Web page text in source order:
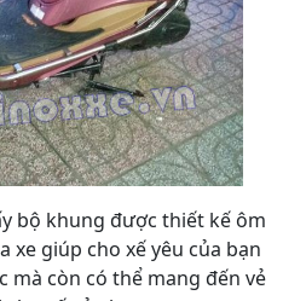
bộ khung được thiết kế ôm
giúp cho xế yêu của bạn
mà còn có thể mang đến vẻ